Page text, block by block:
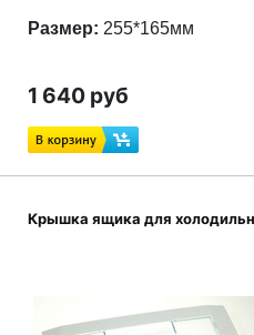
Размер: 255*165мм
1 640 руб
Крышка ящика для